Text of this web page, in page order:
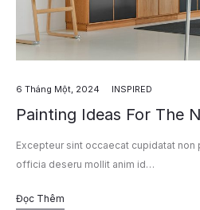
6 Tháng Một, 2024 INSPIRED
Painting Ideas For The
Excepteur sint occaecat cupidatat non
officia deseru mollit anim id…
Đọc Thêm